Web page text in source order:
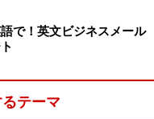
の英語に自信がない
なわないためにも、
思います。
で！英文ビジネスメール
テーマ